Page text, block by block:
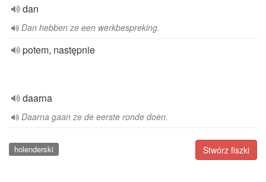
dan
Dan hebben ze een werkbespreking.
potem, następnie
daarna
Daarna gaan ze de eerste ronde doen.
Stwórz fiszki
holenderski